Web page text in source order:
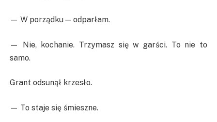
— W porządku — odparłam.
— Nie, kochanie. Trzymasz się w garści. To nie to
samo.
Grant odsunął krzesło.
— To staje się śmieszne.